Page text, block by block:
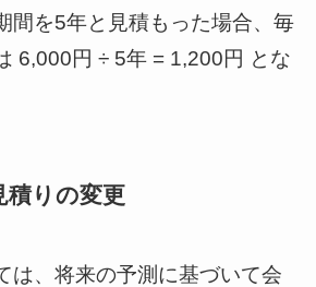
間を5年と見積もった場合、毎
6,000円 ÷ 5年 = 1,200円 とな
積りの変更
は、将来の予測に基づいて会